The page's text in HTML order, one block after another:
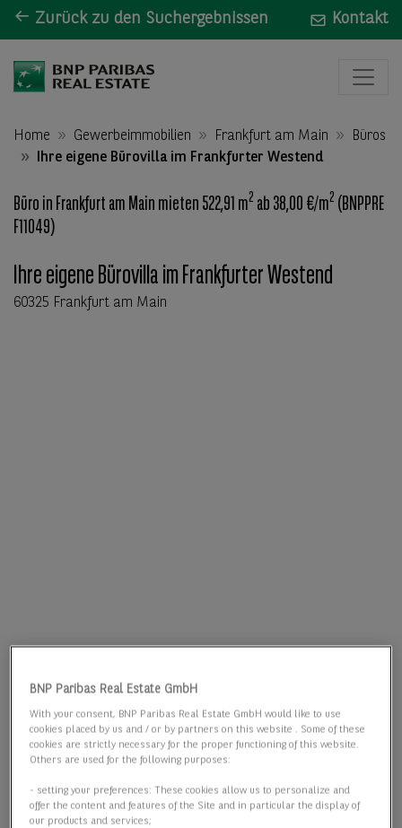
Zurück zu den Suchergebnissen Kontakt
Home Gewerbeimmobilien Frankfurt am Main
Büros
Ihre eigene Bürovilla im Frankfurter Westend
Büro in Frankfurt am Main mieten 522,91 m2 ab 38,00 €/m2 (BNPPRE
F11049)
Ihre eigene Bürovilla im Frankfurter Westend
60325 Frankfurt am Main
BNP Paribas Real Estate GmbH
With your consent, BNP Paribas Real Estate GmbH would like to use
cookies placed by us and / or by partners on this website . Some of these
cookies are strictly necessary for the proper functioning of this website.
Others are used for the following purposes:
- setting your preferences: These cookies allow us to personalize and
offer the content and features of the Site and in particular the display of
our products and services;